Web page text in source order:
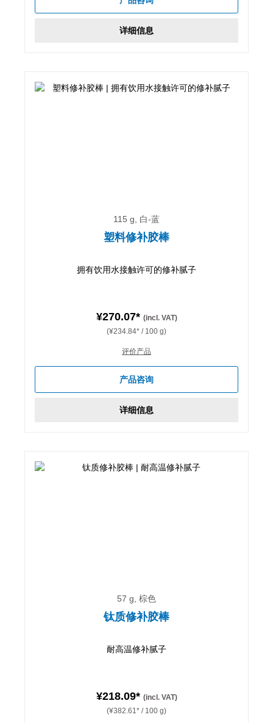
详细信息
115 g, 白-蓝
塑料修补胶棒
拥有饮用水接触许可的修补腻子
¥270.07* (incl. VAT)
(¥234.84* / 100 g)
评价产品
产品咨询
详细信息
57 g, 棕色
钛质修补胶棒
耐高温修补腻子
¥218.09* (incl. VAT)
(¥382.61* / 100 g)